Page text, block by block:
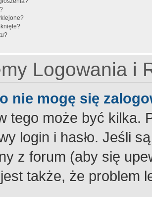
Logowania i
nie mogę się
tego może być kilka.
login i hasło. Jeśli
z forum (aby się
także, że problem